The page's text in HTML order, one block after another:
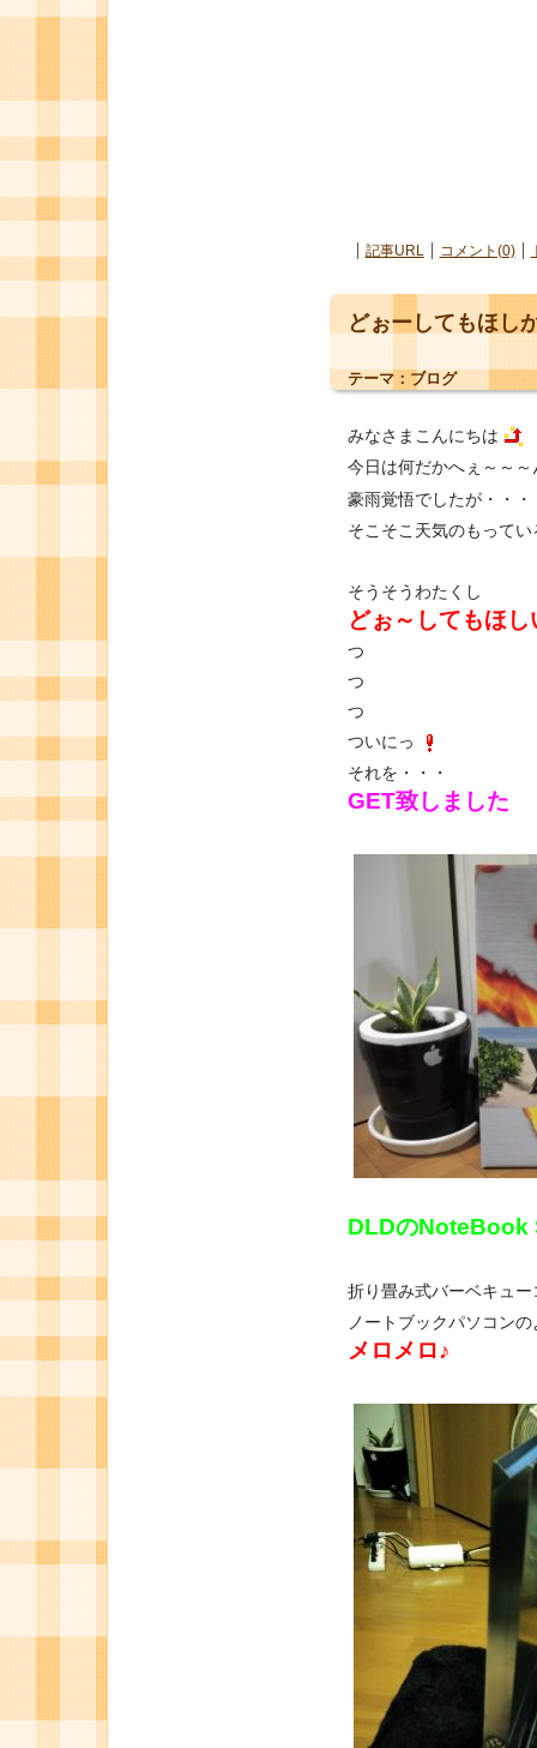
記事URL コメント(0)
どぉーしてもほし
テーマ： ブログ
みなさまこんにちは
今日は何だかへぇ～～
豪雨覚悟でしたが・・・
そこそこ天気のもって
そうそうわたくし
どぉ～してもほし
つ
つ
つ
ついにっ
それを・・・
GET致しました
DLDのNoteBook
折り畳み式バーベキュー
ノートブックパソコン
メロメロ♪